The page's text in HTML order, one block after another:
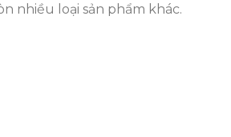
nhiều loại sản phẩm khác.